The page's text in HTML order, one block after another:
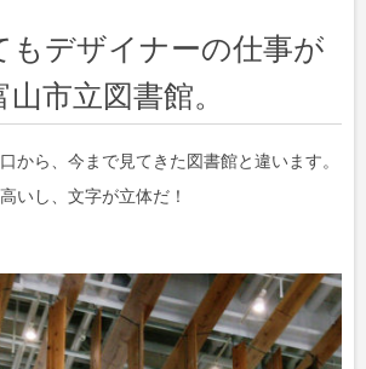
もデザイナーの仕事が
市立図書館。
から、今まで見てきた図書館と違います。
いし、文字が立体だ！